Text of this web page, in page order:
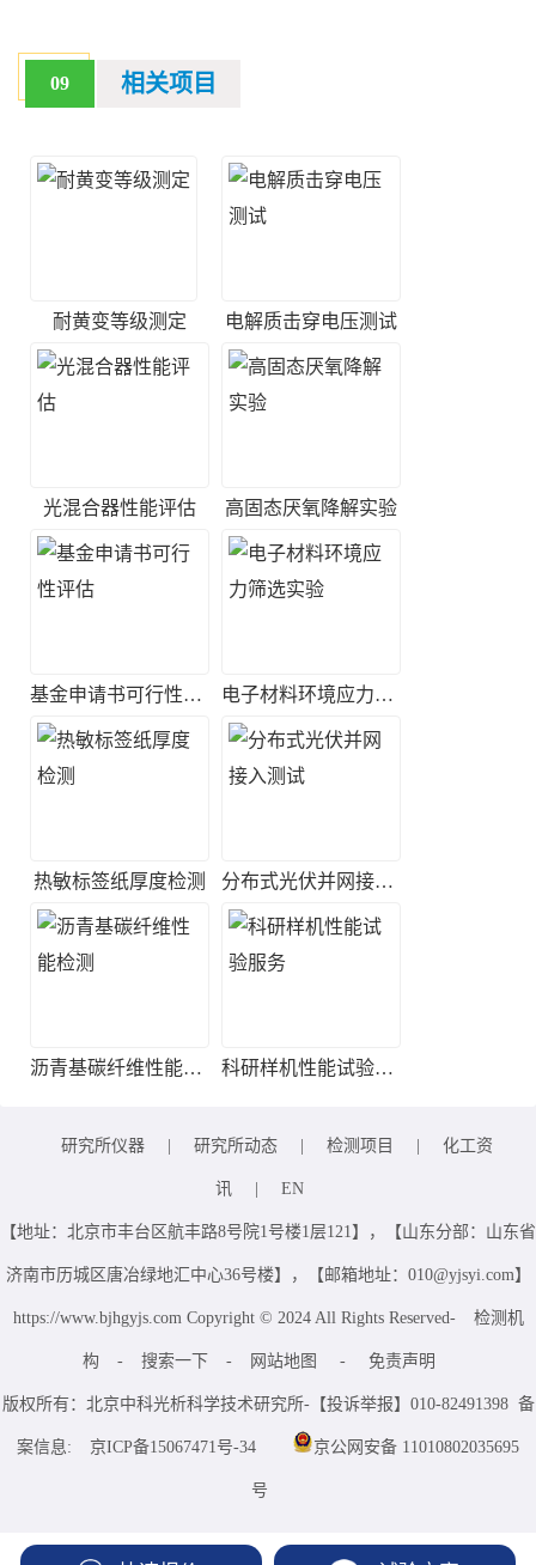
09 相关项目
耐黄变等级测定 电解质击穿电压测试
光混合器性能评估 高固态厌氧降解实验
基金申请书可行性评估 电子材料环境应力筛选实验
热敏标签纸厚度检测 分布式光伏并网接入测试
沥青基碳纤维性能检测 科研样机性能试验服务
研究所仪器 研究所动态 检测项目 化工资
讯 EN
【地址：北京市丰台区航丰路8号院1号楼1层121】，【山东分部：山东省
济南市历城区唐冶绿地汇中心36号楼】，【邮箱地址：010@yjsyi.com】
https://www.bjhgyjs.com Copyright © 2024 All Rights Reserved- 检测机
构 - 搜索一下 - 网站地图 - 免责声明
版权所有：北京中科光析科学技术研究所-【投诉举报】010-82491398 备
案信息: 京ICP备15067471号-34 京公网安备 11010802035695
号